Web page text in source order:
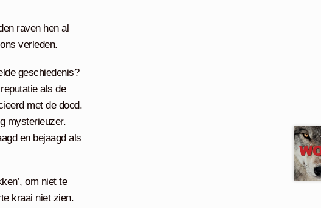
raven hen al
verleden.
geschiedenis?
als de
met de dood.
mysterieuzer.
en bejaagd als
om niet te
kraai niet zien.